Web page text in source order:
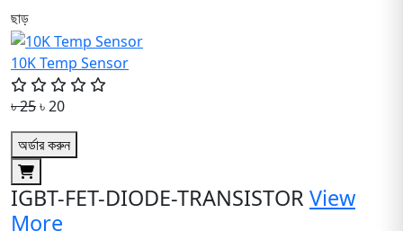
ছাড়
10K Temp Sensor
৳ 25৳ 20
অর্ডার করুন
IGBT-FET-DIODE-TRANSISTOR View
More